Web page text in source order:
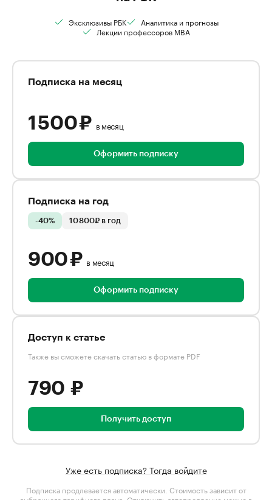
Эксклюзивы РБК
Аналитика и прогнозы
Лекции профессоров MBA
Подписка на месяц
1 500 ₽ в месяц
Оформить подписку
Подписка на год
-40% 10 800₽ в год
900 ₽ в месяц
Оформить подписку
Доступ к статье
Также вы сможете скачать статью в формате PDF
790 ₽
Получить доступ
Уже есть подписка? Тогда войдите
Подписка продлевается автоматически. Стоимость зависит от